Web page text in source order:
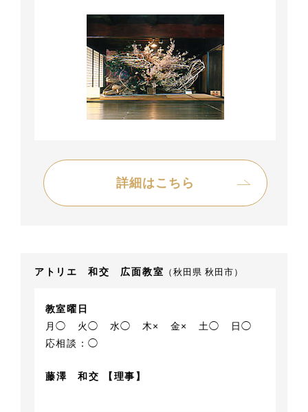
詳細はこちら
アトリエ 和交 広面教室 （秋田県 秋田市）
教室曜日
月◯
火◯ 水◯ 木× 金× 土◯
日◯
応相談：◯
藤澤 和交 【理事】